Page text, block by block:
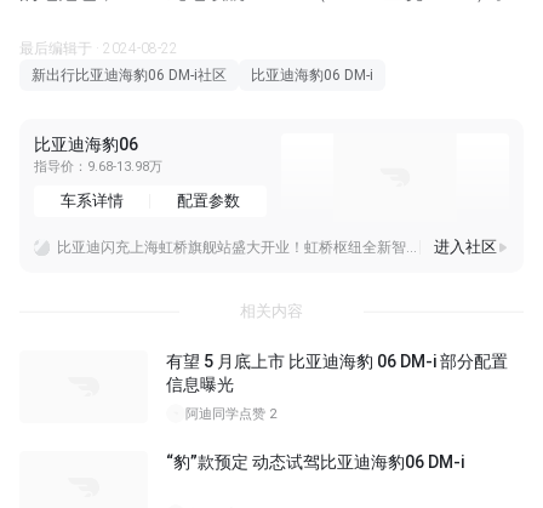
最后编辑于 · 2024-08-22
新出行比亚迪海豹06 DM-i社区
比亚迪海豹06 DM-i
比亚迪海豹06
指导价：9.68-13.98万
车系详情 配置参数
比亚迪闪充上海虹桥旗舰站盛大开业！虹桥枢纽全新智慧补能地标，5分钟极速闪充，商旅自驾一站式补能。
进入社区
相关内容
有望 5 月底上市 比亚迪海豹 06 DM-i 部分配置
信息曝光
阿迪同学点赞 2
“豹”款预定 动态试驾比亚迪海豹06 DM-i